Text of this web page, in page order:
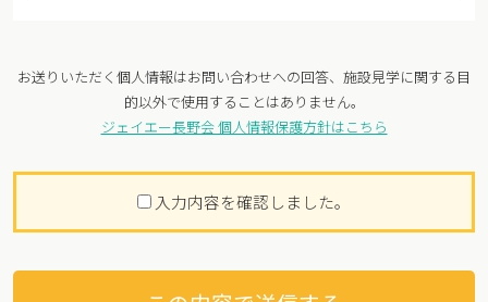
お送りいただく個人情報はお問い合わせへの回答、施設見学に関する目
的以外で使用することはありません。
ジェイエー長野会 個人情報保護方針はこちら
入力内容を確認しました。